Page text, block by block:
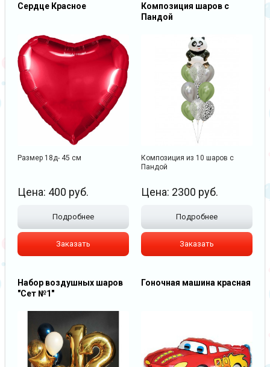
Сердце Красное
Размер 18д- 45 см
Цена: 400 руб.
Подробнее
Заказать
Композиция шаров с
Пандой
Композиция из 10 шаров с
Пандой
Цена: 2300 руб.
Подробнее
Заказать
Набор воздушных шаров
"Сет №1"
Гоночная машина красная